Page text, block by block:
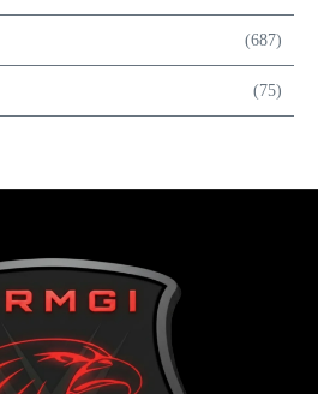
(687)
(75)